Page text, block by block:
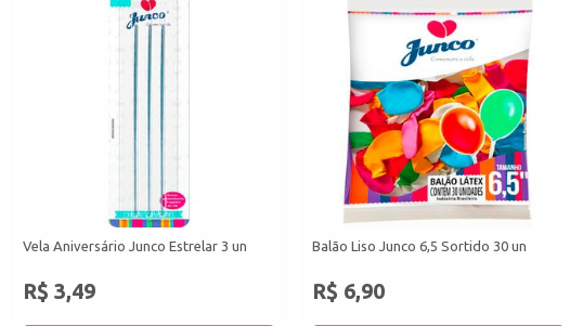
Vela Aniversário Junco Estrelar 3 un
R$ 3,49
Balão Liso Junco 6,5 Sortido 30 un
R$ 6,90